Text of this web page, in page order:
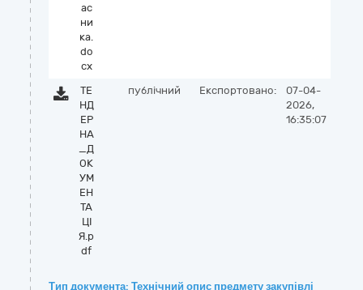
ас
ни
ка.
do
cx
ТЕ
НД
ЕР
НА
_Д
ОК
УМ
ЕН
ТА
ЦІ
Я.p
df
публічний Експортовано:
07-04-
2026,
16:35:07
Тип документа: Технічний опис предмету закупівлі